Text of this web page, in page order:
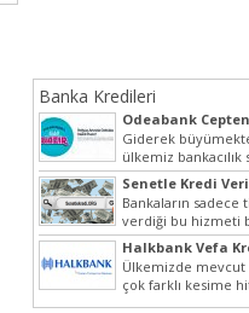
Banka Kredileri
Odeabank
KREDIM 8444
Giderek
ülkemiz
hızlı bir giriş
Senetle Kredi
Bankaların
verdiği bu hizmeti
olarak da
Halkbank Vefa
Ülkemizde mevcut
çok farklı kesime
beraber bu